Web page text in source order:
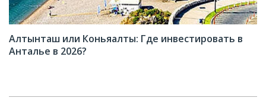
Алтынташ или Коньяалты: Где инвестировать в
Анталье в 2026?